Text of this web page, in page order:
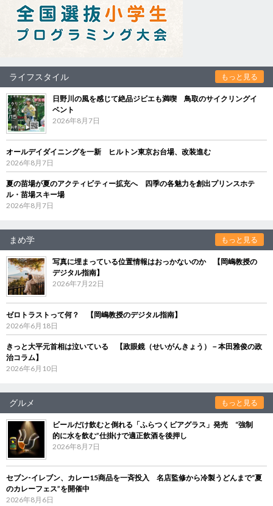
ライフスタイル もっと見る
日野川の風を感じて絶品ジビエも満喫 鳥取のサイクリングイ
ベント
2026年8月7日
オールデイダイニングを一新 ヒルトン東京お台場、改装進む
2026年8月7日
夏の苗場が夏のアクティビティー拡充へ 四季の各魅力を創出プリンスホテ
ル・苗場スキー場
2026年8月7日
まめ学 もっと見る
写真に埋まっている位置情報はおっかないのか 【岡嶋教授の
デジタル指南】
2026年7月22日
ゼロトラストって何？ 【岡嶋教授のデジタル指南】
2026年6月18日
きっと大平元首相は泣いている 【政眼鏡（せいがんきょう）－本田雅俊の政
治コラム】
2026年6月10日
グルメ もっと見る
ビールだけ飲むと倒れる「ふらつくビアグラス」発売 “強制
的に水を飲む”仕掛けで適正飲酒を後押し
2026年8月7日
セブン‐イレブン、カレー15商品を一斉投入 名店監修から冷製うどんまで“夏
のカレーフェス”を開催中
2026年8月6日